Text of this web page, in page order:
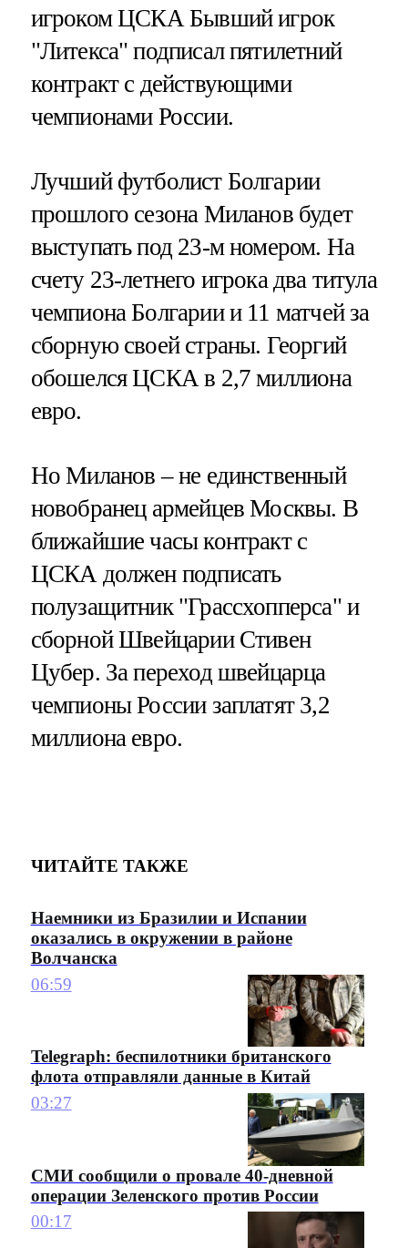
игроком ЦСКА Бывший игрок
"Литекса" подписал пятилетний
контракт с действующими
чемпионами России.
Лучший футболист Болгарии
прошлого сезона Миланов будет
выступать под 23-м номером. На
счету 23-летнего игрока два титула
чемпиона Болгарии и 11 матчей за
сборную своей страны. Георгий
обошелся ЦСКА в 2,7 миллиона
евро.
Но Миланов – не единственный
новобранец армейцев Москвы. В
ближайшие часы контракт с
ЦСКА должен подписать
полузащитник "Грассхопперса" и
сборной Швейцарии Стивен
Цубер. За переход швейцарца
чемпионы России заплатят 3,2
миллиона евро.
ЧИТАЙТЕ ТАКЖЕ
Наемники из Бразилии и Испании
оказались в окружении в районе
Волчанска
06:59
Telegraph: беспилотники британского
флота отправляли данные в Китай
03:27
СМИ сообщили о провале 40-дневной
операции Зеленского против России
00:17